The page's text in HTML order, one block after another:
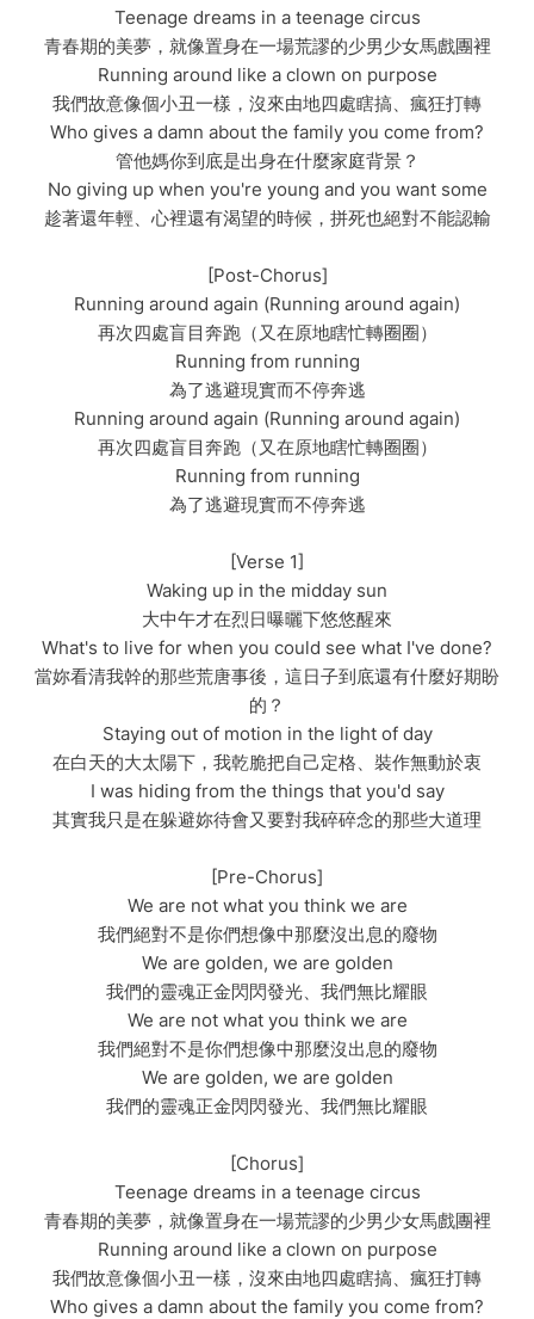
Teenage dreams in a teenage circus
青春期的美夢，就像置身在一場荒謬的少男少女馬戲團裡
Running around like a clown on purpose
我們故意像個小丑一樣，沒來由地四處瞎搞、瘋狂打轉
Who gives a damn about the family you come from?
管他媽你到底是出身在什麼家庭背景？
No giving up when you're young and you want some
趁著還年輕、心裡還有渴望的時候，拼死也絕對不能認輸
[Post-Chorus]
Running around again (Running around again)
再次四處盲目奔跑（又在原地瞎忙轉圈圈）
Running from running
為了逃避現實而不停奔逃
Running around again (Running around again)
再次四處盲目奔跑（又在原地瞎忙轉圈圈）
Running from running
為了逃避現實而不停奔逃
[Verse 1]
Waking up in the midday sun
大中午才在烈日曝曬下悠悠醒來
What's to live for when you could see what I've done?
當妳看清我幹的那些荒唐事後，這日子到底還有什麼好期盼
的？
Staying out of motion in the light of day
在白天的大太陽下，我乾脆把自己定格、裝作無動於衷
I was hiding from the things that you'd say
其實我只是在躲避妳待會又要對我碎碎念的那些大道理
[Pre-Chorus]
We are not what you think we are
我們絕對不是你們想像中那麼沒出息的廢物
We are golden, we are golden
我們的靈魂正金閃閃發光、我們無比耀眼
We are not what you think we are
我們絕對不是你們想像中那麼沒出息的廢物
We are golden, we are golden
我們的靈魂正金閃閃發光、我們無比耀眼
[Chorus]
Teenage dreams in a teenage circus
青春期的美夢，就像置身在一場荒謬的少男少女馬戲團裡
Running around like a clown on purpose
我們故意像個小丑一樣，沒來由地四處瞎搞、瘋狂打轉
Who gives a damn about the family you come from?